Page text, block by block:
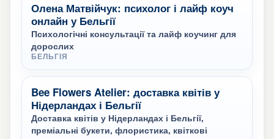
Олена Матвійчук: психолог і лайф коуч
онлайн у Бельгії
Психологічні консультації та лайф коучинг для
дорослих
БЕЛЬГІЯ
Bee Flowers Atelier: доставка квітів у
Нідерландах і Бельгії
Доставка квітів у Нідерландах і Бельгії,
преміальні букети, флористика, квіткові